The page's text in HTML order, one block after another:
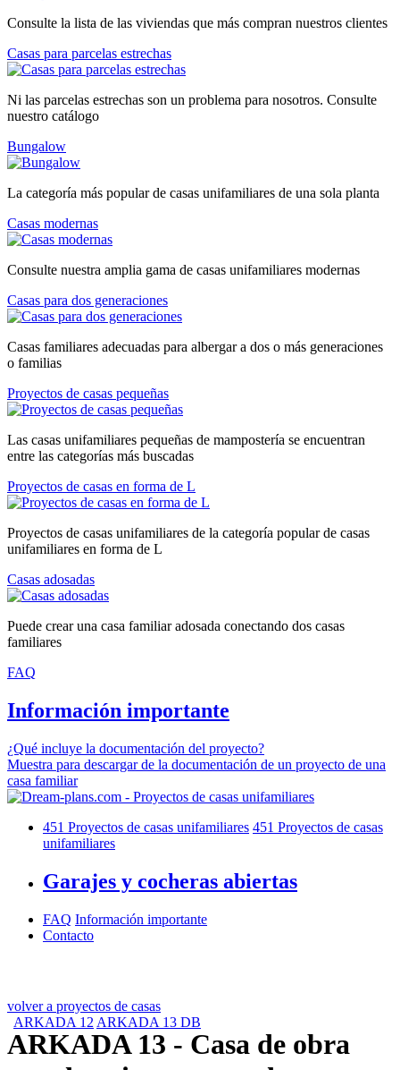
Consulte la lista de las viviendas que más compran nuestros clientes
Casas para parcelas estrechas
Ni las parcelas estrechas son un problema para nosotros. Consulte
nuestro catálogo
Bungalow
La categoría más popular de casas unifamiliares de una sola planta
Casas modernas
Consulte nuestra amplia gama de casas unifamiliares modernas
Casas para dos generaciones
Casas familiares adecuadas para albergar a dos o más generaciones
o familias
Proyectos de casas pequeñas
Las casas unifamiliares pequeñas de mampostería se encuentran
entre las categorías más buscadas
Proyectos de casas en forma de L
Proyectos de casas unifamiliares de la categoría popular de casas
unifamiliares en forma de L
Casas adosadas
Puede crear una casa familiar adosada conectando dos casas
familiares
FAQ
Información importante
¿Qué incluye la documentación del proyecto?
Muestra para descargar de la documentación de un proyecto de una
casa familiar
451 Proyectos de casas unifamiliares 451 Proyectos de casas
unifamiliares
Garajes y cocheras abiertas
FAQ Información importante
Contacto
volver a proyectos de casas
ARKADA 12 ARKADA 13 DB
ARKADA 13 - Casa de obra